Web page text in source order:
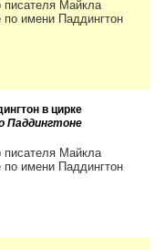
писателя Майкла
имени Паддингтон
в цирке
Паддингтоне
писателя Майкла
имени Паддингтон